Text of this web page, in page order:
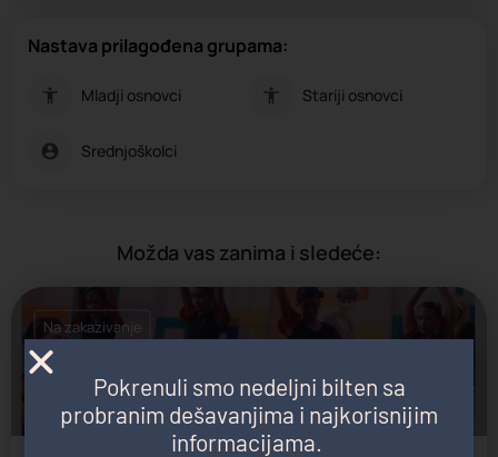
Nastava prilagođena grupama:
Mladji osnovci Stariji osnovci
Srednjoškolci
Možda vas zanima i sledeće:
Na zakazivanje
Pokrenuli smo nedeljni bilten sa
probranim dešavanjima i najkorisnijim
informacijama.